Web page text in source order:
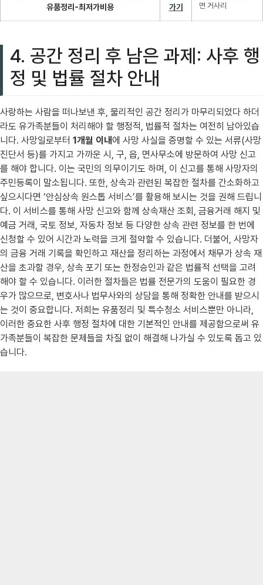
유품정리-최저가비용
가기
면 거사리
4. 공간 정리 후 남은 과제: 사후 행
정 및 법률 절차 안내
사랑하는 사람을 떠나보낸 후, 물리적인 공간 정리가 마무리되었다 하더
라도 유가족분들이 처리해야 할 행정적, 법률적 절차는 여전히 남아있습
니다. 사망일로부터 1개월 이내에 사망 사실을 증명할 수 있는 서류(사망
진단서 등)를 가지고 가까운 시, 구, 읍, 면사무소에 방문하여 사망 신고
를 해야 합니다. 이는 국민의 의무이기도 하며, 이 신고를 통해 사망자의
주민등록이 말소됩니다. 또한, 상속과 관련된 복잡한 절차를 간소화하고
싶으시다면 ‘안심상속 원스톱 서비스’를 활용해 보시는 것을 권해 드립니
다. 이 서비스를 통해 사망 신고와 함께 상속재산 조회, 금융거래 해지 및
예금 거래, 국토 정보, 자동차 정보 등 다양한 상속 관련 정보를 한 번에
신청할 수 있어 시간과 노력을 크게 절약할 수 있습니다. 더불어, 사망자
의 금융 거래 기록을 확인하고 재산을 정리하는 과정에서 채무가 상속 재
산을 초과할 경우, 상속 포기 또는 한정승인과 같은 법률적 선택을 고려
해야 할 수 있습니다. 이러한 절차들은 법률 전문가의 도움이 필요한 경
우가 많으므로, 변호사나 법무사와의 상담을 통해 정확한 안내를 받으시
는 것이 중요합니다. 저희는 유품정리 및 특수청소 서비스뿐만 아니라,
이러한 중요한 사후 행정 절차에 대한 기본적인 안내를 제공함으로써 유
가족분들이 복잡한 문제들을 차질 없이 해결해 나가실 수 있도록 돕고 있
습니다.